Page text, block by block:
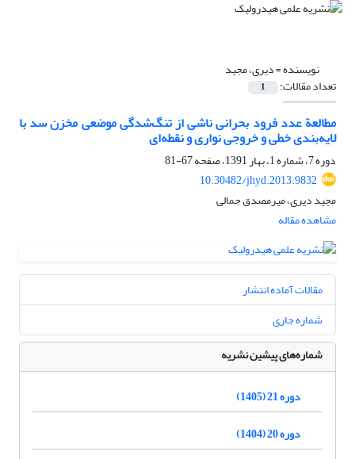
نویسنده =دیری، مجید
تعداد مقالات: 1
مطالعة عدد فرود بحرانی ناشی از تنگ‌شدگی موضعی مخزن سد با
لایه‌بندی خطی و خروجی نواری و نقطه‌‌ای
دوره 7، شماره 1، بهار 1391، صفحه
67-81
10.30482/jhyd.2013.9832
مجید دیری، میرمصدق جمالی
مشاهده مقاله
مقالات آماده انتشار
شماره جاری
شماره‌های پیشین نشریه
دوره 21 (1405)
دوره 20 (1404)